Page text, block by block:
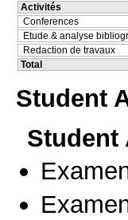
Activités
Conferences
Etude & analyse
Redaction de travaux
Total
Student
Student